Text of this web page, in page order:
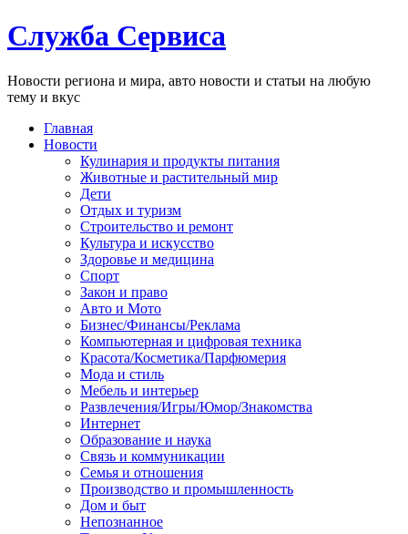
Служба Сервиса
Новости региона и мира, авто новости и статьи на любую
тему и вкус
Главная
Новости
Кулинария и продукты питания
Животные и растительный мир
Дети
Отдых и туризм
Строительство и ремонт
Культура и искусство
Здоровье и медицина
Спорт
Закон и право
Авто и Мото
Бизнес/Финансы/Реклама
Компьютерная и цифровая техника
Красота/Косметика/Парфюмерия
Мода и стиль
Мебель и интерьер
Развлечения/Игры/Юмор/Знакомства
Интернет
Образование и наука
Связь и коммуникации
Семья и отношения
Производство и промышленность
Дом и быт
Непознанное